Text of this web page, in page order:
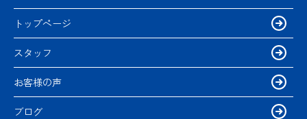
トップページ
スタッフ
お客様の声
ブログ